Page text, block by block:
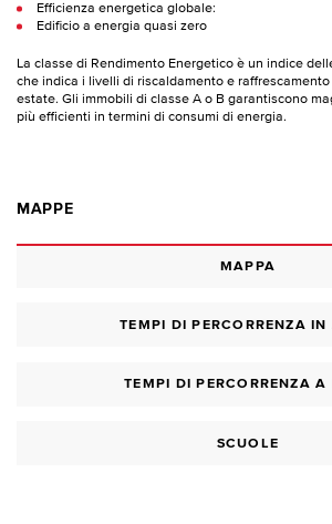
Efficienza energetica globale:
Edificio a energia quasi zero
La classe di Rendimento Energetico è un indice
che indica i livelli di riscaldamento e
estate. Gli immobili di classe A o B garantiscono
più efficienti in termini di consumi di energia.
MAPPE
MAPPA
TEMPI DI PERCORRENZA IN
TEMPI DI PERCORRENZA A
SCUOLE